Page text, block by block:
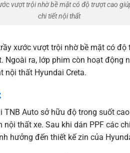
vượt trội nhờ bề mặt có độ trượt cao
chi tiết nội thất
xước vượt trội nhờ bề mặt có
ra, lớp phim còn hoạt động
nội thất Hyundai Creta.
TNB Auto sở hữu độ trong suốt
nội thất xe. Sau khi dán PPF các
hưởng đến thiết kế zin của